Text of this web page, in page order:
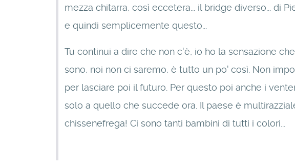
mezza chitarra, così eccetera... il bridge diverso... di
e quindi semplicemente questo...
Tu continui a dire che non c'è, io ho la sensazione
sono, noi non ci saremo, è tutto un po' così. Non
per lasciare poi il futuro. Per questo poi anche i
solo a quello che succede ora. Il paese è
chissenefrega! Ci sono tanti bambini di tutti i colori...